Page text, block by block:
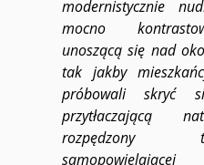
modernistycznie
mocno
unoszącą się nad
tak jakby
próbowali skryć
przytłaczającą
rozpędzony